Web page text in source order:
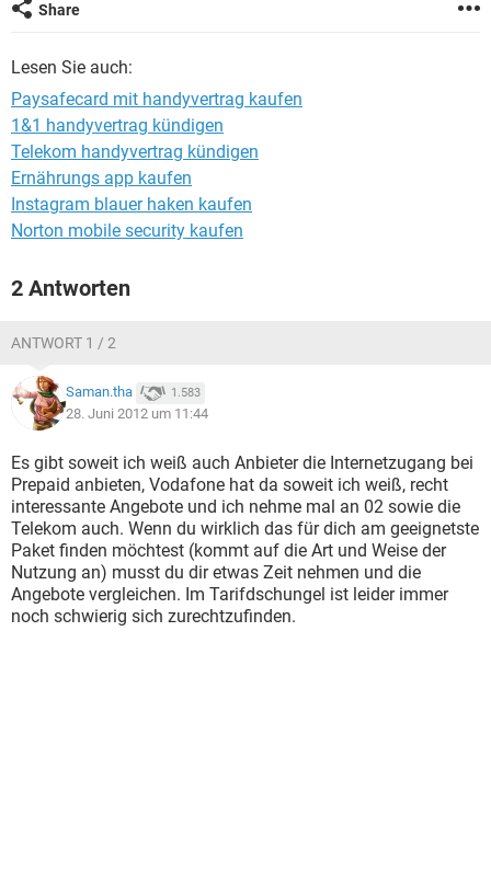
Share
Lesen Sie auch:
Paysafecard mit handyvertrag kaufen
1&1 handyvertrag kündigen
Telekom handyvertrag kündigen
Ernährungs app kaufen
Instagram blauer haken kaufen
Norton mobile security kaufen
2 Antworten
ANTWORT 1 / 2
Saman.tha 1.583
28. Juni 2012 um 11:44
Es gibt soweit ich weiß auch Anbieter die Internetzugang bei
Prepaid anbieten, Vodafone hat da soweit ich weiß, recht
interessante Angebote und ich nehme mal an 02 sowie die
Telekom auch. Wenn du wirklich das für dich am geeignetste
Paket finden möchtest (kommt auf die Art und Weise der
Nutzung an) musst du dir etwas Zeit nehmen und die
Angebote vergleichen. Im Tarifdschungel ist leider immer
noch schwierig sich zurechtzufinden.